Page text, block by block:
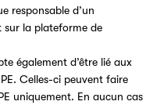
responsable d’un
sur la plateforme de
également d’être lié aux
Celles-ci peuvent faire
uniquement. En aucun cas